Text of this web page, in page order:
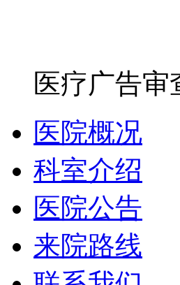
医疗广告审
医院概况
科室介绍
医院公告
来院路线